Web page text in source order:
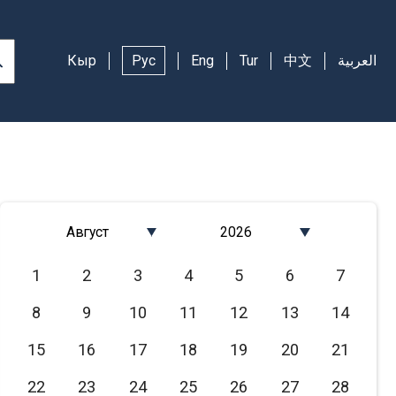
Кыр Рус Eng Tur 中文 العربية
Август
Март
Апрель
2026
2024
2023
1 2 3 4 5 6
7
8
9 10 11 12 13
14
15
16 17 18 19 20
21
22
23 24 25 26 27
28